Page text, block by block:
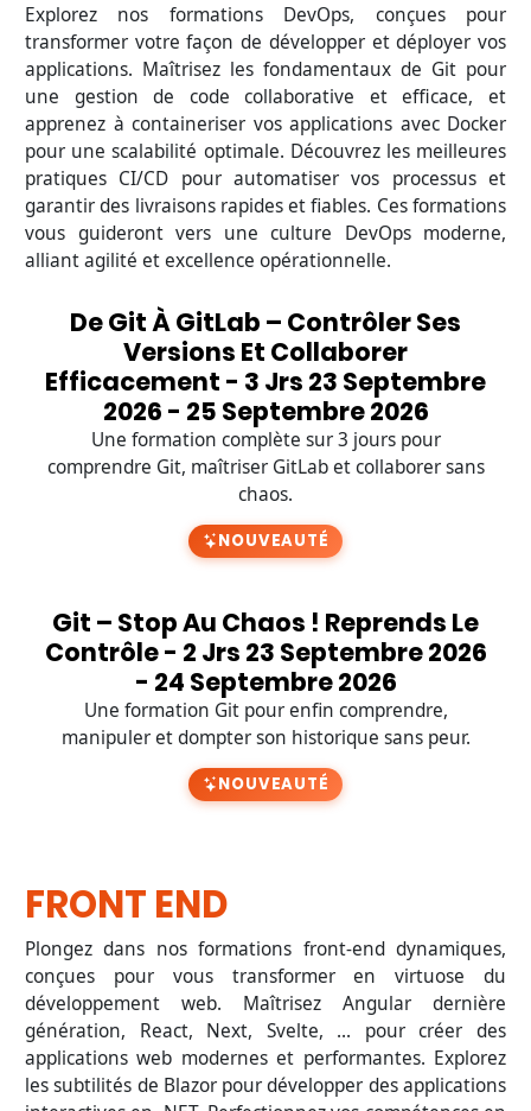
Explorez nos formations DevOps, conçues pour
transformer votre façon de développer et déployer vos
applications. Maîtrisez les fondamentaux de Git pour
une gestion de code collaborative et efficace, et
apprenez à containeriser vos applications avec Docker
pour une scalabilité optimale. Découvrez les meilleures
pratiques CI/CD pour automatiser vos processus et
garantir des livraisons rapides et fiables. Ces formations
vous guideront vers une culture DevOps moderne,
alliant agilité et excellence opérationnelle.
De Git À GitLab – Contrôler Ses
Versions Et Collaborer
Efficacement - 3 Jrs 23 Septembre
2026 - 25 Septembre 2026
Une formation complète sur 3 jours pour
comprendre Git, maîtriser GitLab et collaborer sans
chaos.
NOUVEAUTÉ
Git – Stop Au Chaos ! Reprends Le
Contrôle - 2 Jrs 23 Septembre 2026
- 24 Septembre 2026
Une formation Git pour enfin comprendre,
manipuler et dompter son historique sans peur.
NOUVEAUTÉ
FRONT END
Plongez dans nos formations front-end dynamiques,
conçues pour vous transformer en virtuose du
développement web. Maîtrisez Angular dernière
génération, React, Next, Svelte, ... pour créer des
applications web modernes et performantes. Explorez
les subtilités de Blazor pour développer des applications